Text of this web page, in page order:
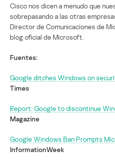
Cisco nos dicen a menudo que
sobrepasando a las otras
Director de Comunicaciones de
blog oficial de Microsoft.
Fuentes:
Google ditches Windows on
Times
Report: Google to discontinue
Magazine
Google Windows Ban Prompts
InformationWeek